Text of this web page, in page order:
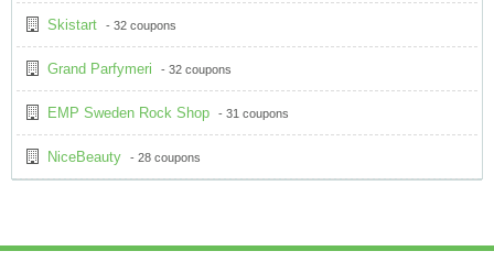
Skistart - 32 coupons
Grand Parfymeri - 32 coupons
EMP Sweden Rock Shop - 31 coupons
NiceBeauty - 28 coupons